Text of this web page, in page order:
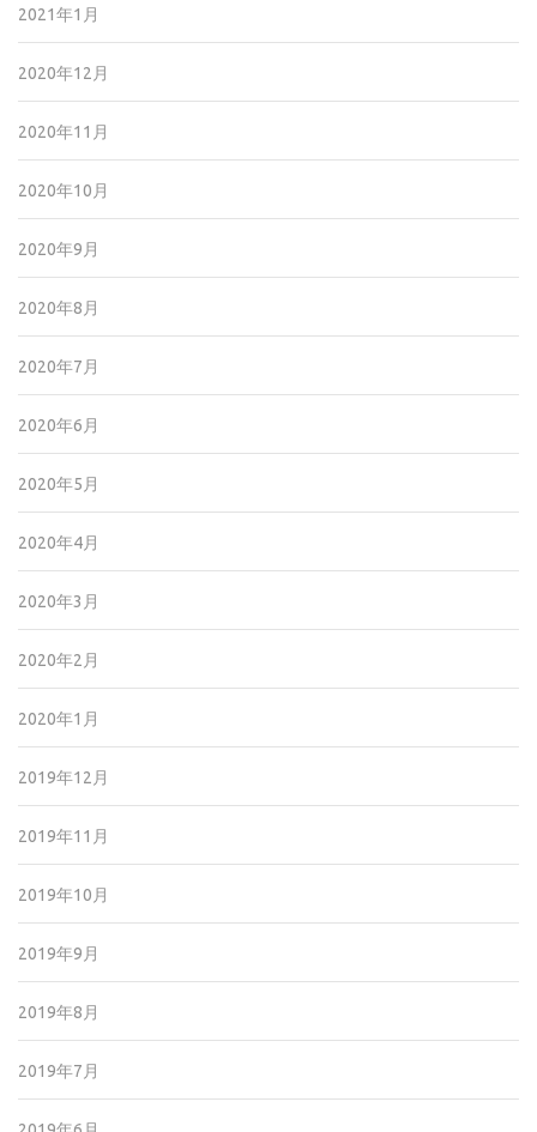
2021年1月
2020年12月
2020年11月
2020年10月
2020年9月
2020年8月
2020年7月
2020年6月
2020年5月
2020年4月
2020年3月
2020年2月
2020年1月
2019年12月
2019年11月
2019年10月
2019年9月
2019年8月
2019年7月